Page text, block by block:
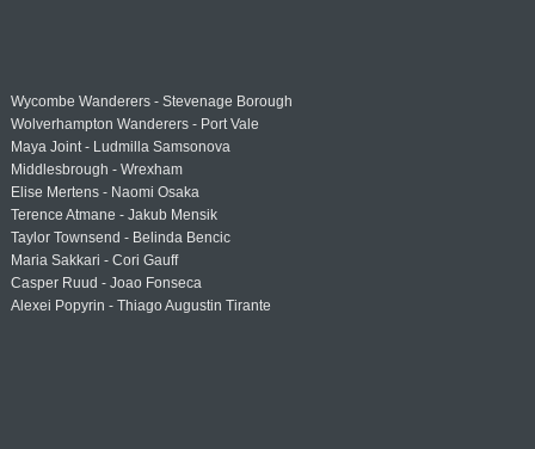
Wycombe Wanderers - Stevenage Borough
Wolverhampton Wanderers - Port Vale
Maya Joint - Ludmilla Samsonova
Middlesbrough - Wrexham
Elise Mertens - Naomi Osaka
Terence Atmane - Jakub Mensik
Taylor Townsend - Belinda Bencic
Maria Sakkari - Cori Gauff
Casper Ruud - Joao Fonseca
Alexei Popyrin - Thiago Augustin Tirante